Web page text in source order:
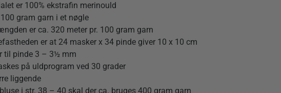
er 100% ekstrafin merinould
100 gram garn i et nøgle
er ca. 320 meter pr. 100 gram garn
er at 24 masker x 34 pinde giver 10 x 10 cm
til pinde 3 – 3½ mm
på uldprogram ved 30 grader
liggende
i str. 38 – 40 skal der ca. bruges 400 gram garn